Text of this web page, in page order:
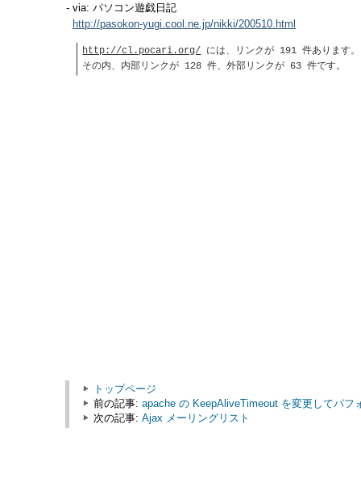
- via: パソコン遊戯日記
http://pasokon-yugi.cool.ne.jp/nikki/200510.html
http://cl.pocari.org/ には、リンクが 191 件あります。
その内、内部リンクが 128 件、外部リンクが 63 件です。
トップページ
前の記事: apache の KeepAliveTimeout を変更してパフ
次の記事: Ajax メーリングリスト